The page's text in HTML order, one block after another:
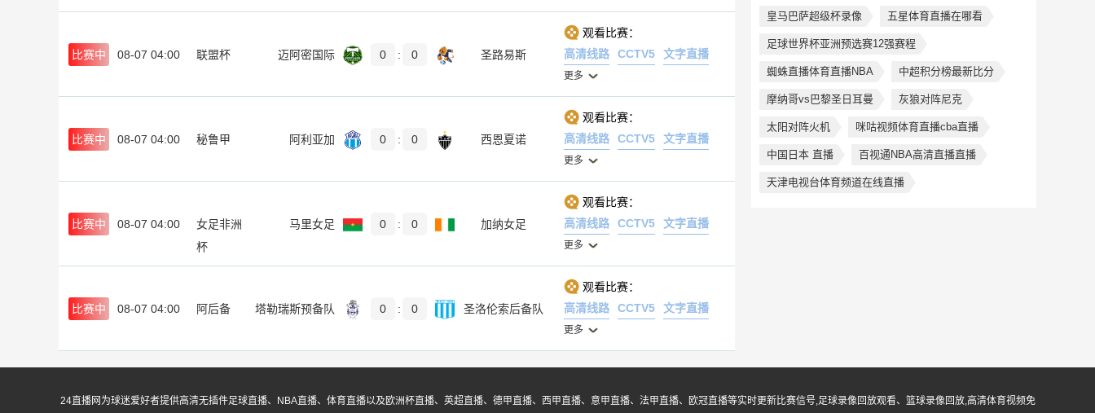
比赛中 08-07 04:00 联盟杯 迈阿密国际 0 : 0 圣路易斯
观看比赛：
高清线路
CCTV5 文字直播
更多
比赛中 08-07 04:00 秘鲁甲 阿利亚加 0 : 0 西恩夏诺
观看比赛：
高清线路
CCTV5 文字直播
更多
比赛中 08-07 04:00
女足非洲
杯
马里女足 0 : 0 加纳女足
观看比赛：
高清线路
CCTV5 文字直播
更多
比赛中 08-07 04:00 阿后备 塔勒瑞斯预备队 0 : 0 圣洛伦索后备队
观看比赛：
高清线路
CCTV5 文字直播
更多
皇马巴萨超级杯录像 五星体育直播在哪看
足球世界杯亚洲预选赛12强赛程
蜘蛛直播体育直播NBA 中超积分榜最新比分
摩纳哥vs巴黎圣日耳曼 灰狼对阵尼克
太阳对阵火机 咪咕视频体育直播cba直播
中国日本 直播 百视通NBA高清直播直播
天津电视台体育频道在线直播
24直播网为球迷爱好者提供高清无插件足球直播、NBA直播、体育直播以及欧洲杯直播、英超直播、德甲直播、西甲直播、意甲直播、法甲直播、欧冠直播等实时更新比赛信号,足球录像回放观看、篮球录像回放,高清体育视频免